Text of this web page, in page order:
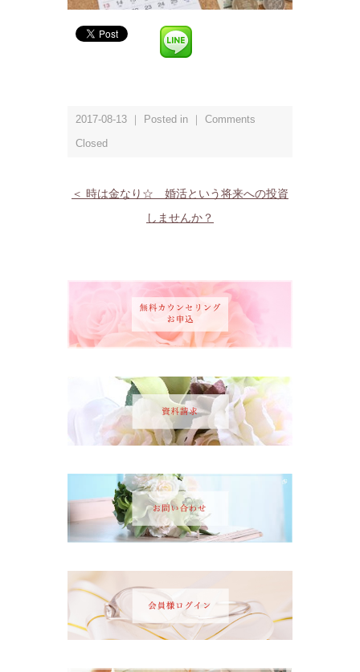
2017-08-13 ｜ Posted in ｜ Comments
Closed
＜ 時は金なり☆ 婚活という将来への投資
しませんか？